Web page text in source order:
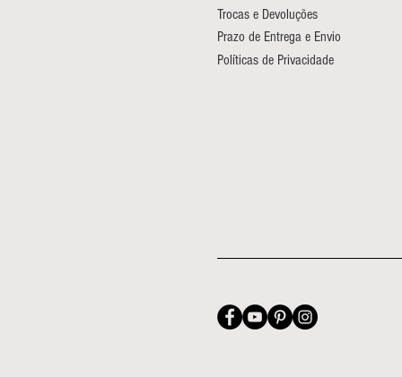
Trocas e Devoluções
Prazo de Entrega e Envio
Políticas de Privacidade